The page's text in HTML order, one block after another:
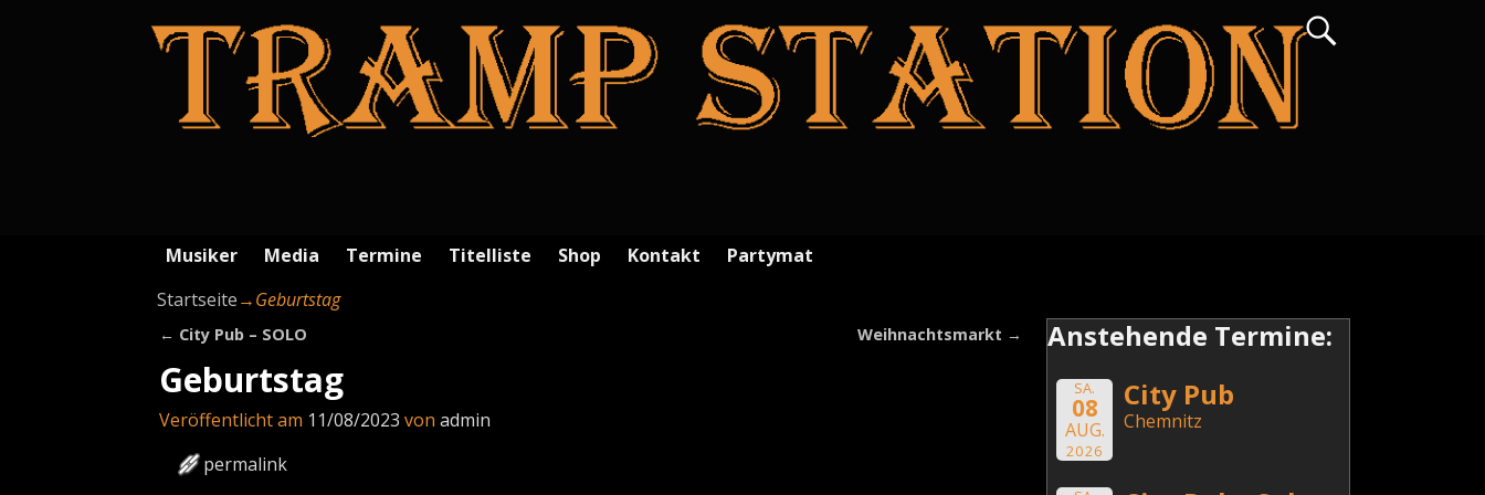
Musiker Media Termine Titelliste Shop Kontakt
Partymat
Startseite→Geburtstag
← City Pub – SOLO Weihnachtsmarkt →
Geburtstag
Veröffentlicht am 11/08/2023 von admin
permalink
Anstehende Termine:
SA.
08
AUG.
2026
City Pub
Chemnitz